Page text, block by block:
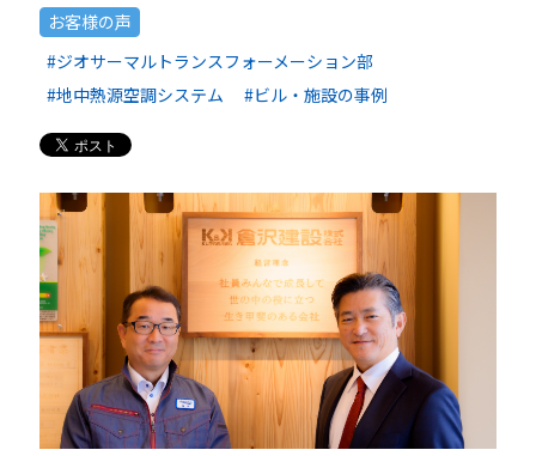
お客様の声
#ジオサーマルトランスフォーメーション部
#地中熱源空調システム
#ビル・施設の事例